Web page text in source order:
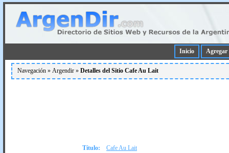
Inicio Agregar
Navegación » Argendir » Detalles del Sitio Cafe Au Lait
Título:
Cafe Au Lait